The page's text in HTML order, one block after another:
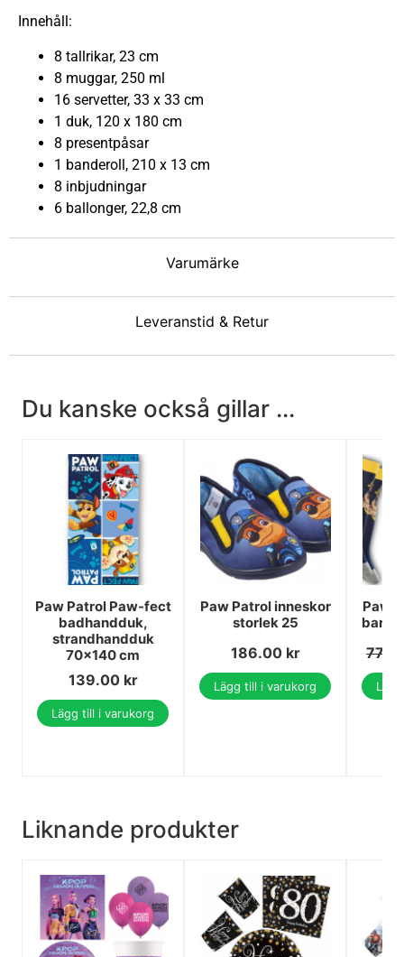
Varumärke
Leveranstid & Retur
Innehåll:
8 tallrikar, 23 cm
8 muggar, 250 ml
16 servetter, 33 x 33 cm
1 duk, 120 x 180 cm
8 presentpåsar
1 banderoll, 210 x 13 cm
8 inbjudningar
6 ballonger, 22,8 cm
Du kanske också gillar ...
Paw Patrol Paw-fect
badhandduk,
strandhandduk
70x140 cm
139.00 kr
Lägg till i varukorg
Paw Patrol inneskor
storlek 25
186.00 kr
Lägg till i varukorg
Paw
Liknande produkter